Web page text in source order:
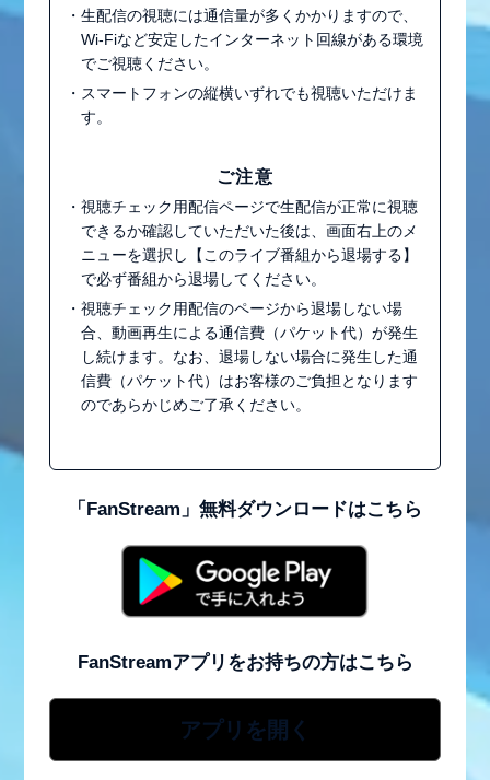
・生配信の視聴には通信量が多くかかりますので、
Wi-Fiなど安定したインターネット回線がある環境
でご視聴ください。
・スマートフォンの縦横いずれでも視聴いただけま
す。
ご注意
・視聴チェック用配信ページで生配信が正常に視聴
できるか確認していただいた後は、画面右上のメ
ニューを選択し【このライブ番組から退場する】
で必ず番組から退場してください。
・視聴チェック用配信のページから退場しない場
合、動画再生による通信費（パケット代）が発生
し続けます。なお、退場しない場合に発生した通
信費（パケット代）はお客様のご負担となります
のであらかじめご了承ください。
「FanStream」無料ダウンロードはこちら
FanStreamアプリをお持ちの方はこちら
アプリを開く